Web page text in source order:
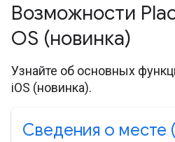
Возможности
OS (новинка)
Узнайте об основных
iOS (новинка).
Сведения о месте